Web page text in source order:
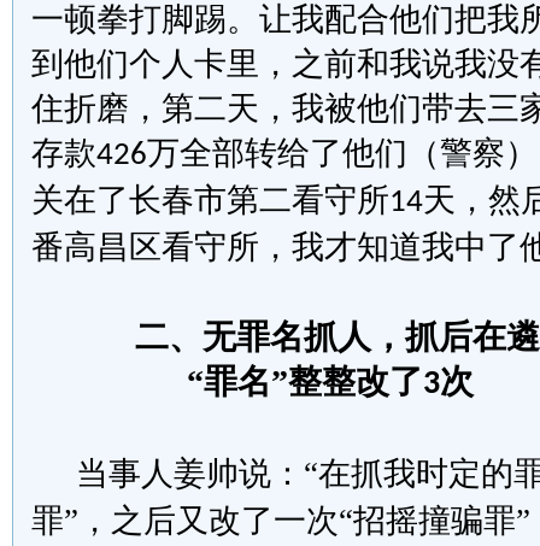
一顿拳打脚踢。让我配合他们把我
到他们个人卡里，之前和我说我没
住折磨 ， 第二天，我被他们带去三
存款426万全部转给了他们（警察
关在了长春市第二看守所14天，然
番高昌区看守所，我才知道我中了
二、 无罪名抓人，抓后在
“罪名”整整改了3次
当事人姜帅说： “在抓我时定的
罪”，之后又改了一次“招摇撞骗罪